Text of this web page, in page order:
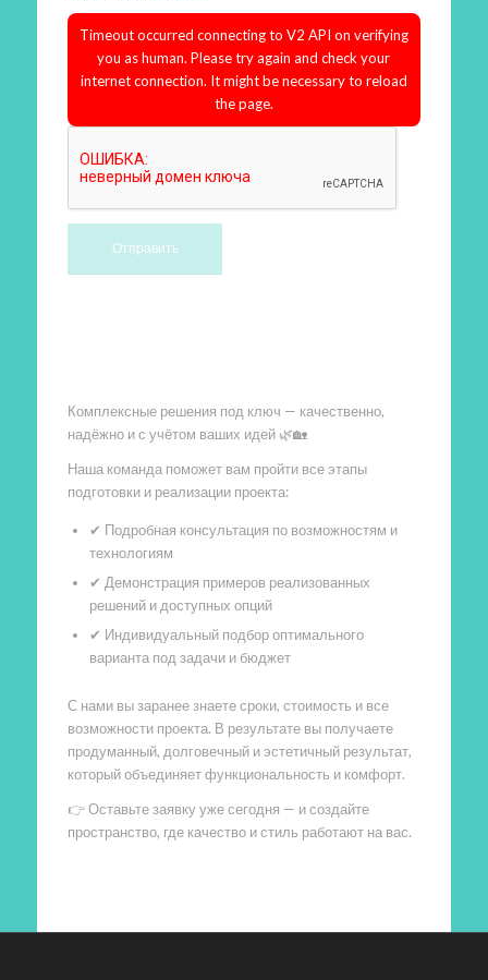
Timeout occurred connecting to V2 API on verifying
you as human. Please try again and check your
internet connection. It might be necessary to reload
the page.
Комплексные решения под ключ — качественно,
надёжно и с учётом ваших идей 🌿🏡
Наша команда поможет вам пройти все этапы
подготовки и реализации проекта:
✔ Подробная консультация по возможностям и
технологиям
✔ Демонстрация примеров реализованных
решений и доступных опций
✔ Индивидуальный подбор оптимального
варианта под задачи и бюджет
С нами вы заранее знаете сроки, стоимость и все
возможности проекта. В результате вы получаете
продуманный, долговечный и эстетичный результат,
который объединяет функциональность и комфорт.
👉 Оставьте заявку уже сегодня — и создайте
пространство, где качество и стиль работают на вас.